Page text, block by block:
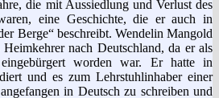
die mit Aussiedlung und Verlust des
eine Geschichte, die er auch in
Berge“ beschreibt. Wendelin Mangold
nach Deutschland, da er als
worden war. Er hatte in
und es zum Lehrstuhlinhaber einer
in Deutsch zu schreiben und